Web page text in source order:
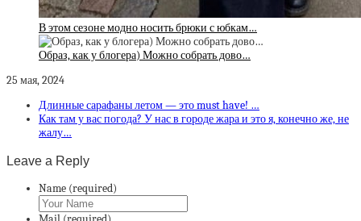
В этом сезоне модно носить брюки с юбкам…
Образ, как у блогера) Можно собрать дово…
25 мая, 2024
Длинные сарафаны летом — это must have! …
Как там у вас погода? У нас в городе жара и это я, конечно же, не
жалу…
Leave a Reply
Name (required)